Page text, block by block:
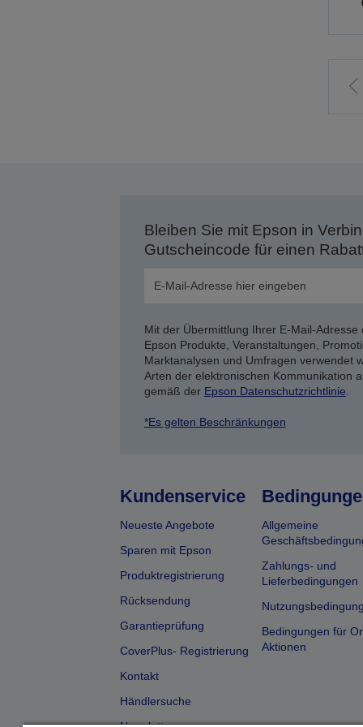
Bleiben Sie mit Epson in
Gutscheincode für einen
Mit der Übermittlung Ihrer E-Mail-
Epson Produkte, Veranstaltungen,
Marktanalysen und Umfragen verwendet
Arten der elektronischen Kommunikation
gemäß der Epson Datenschutzrichtlinie
*Es gelten Beschränkungen
Kundenservice
Neueste Angebote
Sparen mit Epson
Produktregistrierung
Rücksendung
Garantieprüfung
CoverPlus- Registrierung
Kontakt
Händlersuche
Allgemeine
Zahlungs- und
Lieferbedingungen
Bedingungen für
Aktionen